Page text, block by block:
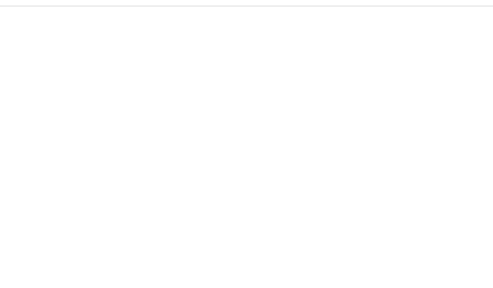
くらの曲を、弾けるように、ゆっくり練習して曲が弾ける様に進めて